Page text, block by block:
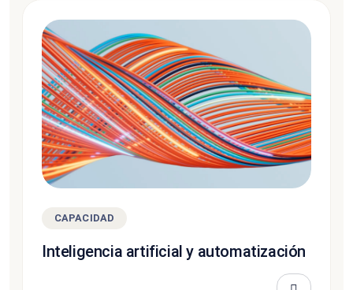
CAPACIDAD
Inteligencia artificial y automatización